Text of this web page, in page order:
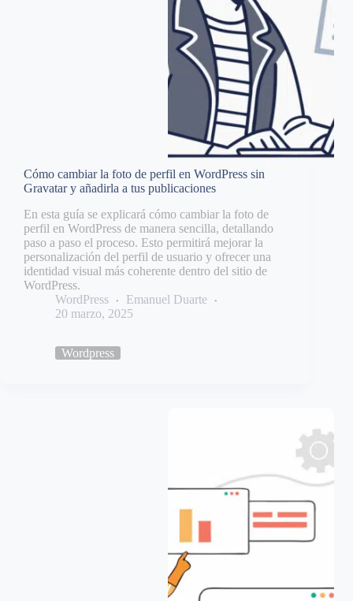
Cómo cambiar la foto de perfil en WordPress sin
Gravatar y añadirla a tus publicaciones
En esta guía se explicará cómo cambiar la foto de
perfil en WordPress de manera sencilla, detallando
paso a paso el proceso. Esto permitirá mejorar la
personalización del perfil de usuario y ofrecer una
identidad visual más coherente dentro del sitio de
WordPress.
WordPress
Emanuel Duarte
20 marzo, 2025
Wordpress